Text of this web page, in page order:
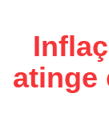
atinge